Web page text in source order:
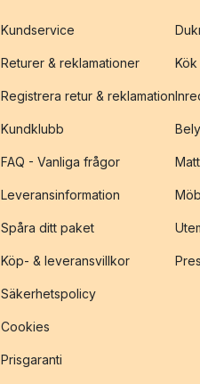
Kundservice
Returer & reklamationer
Registrera retur & reklamation
Kundklubb
FAQ - Vanliga frågor
Leveransinformation
Spåra ditt paket
Köp- & leveransvillkor
Säkerhetspolicy
Cookies
Prisgaranti
Kök